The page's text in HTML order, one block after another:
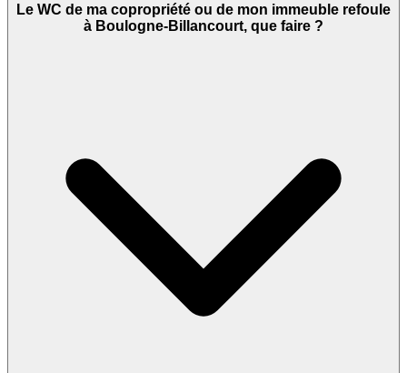
Le WC de ma copropriété ou de mon immeuble refoule
à Boulogne-Billancourt, que faire ?